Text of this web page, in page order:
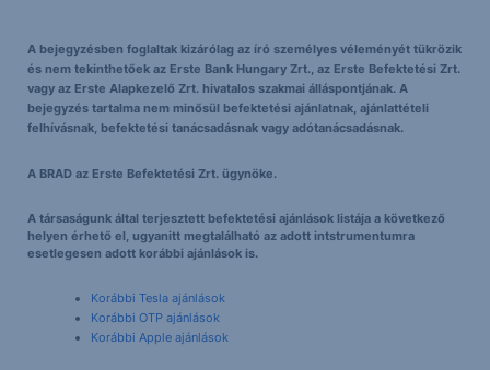
A bejegyzésben foglaltak kizárólag az író személyes véleményét tükrözik
és nem tekinthetőek az Erste Bank Hungary Zrt., az Erste Befektetési Zrt.
vagy az Erste Alapkezelő Zrt. hivatalos szakmai álláspontjának. A
bejegyzés tartalma nem minősül befektetési ajánlatnak, ajánlattételi
felhívásnak, befektetési tanácsadásnak vagy adótanácsadásnak.
A BRAD az Erste Befektetési Zrt. ügynöke.
A társaságunk által terjesztett befektetési ajánlások listája a következő
helyen érhető el, ugyanitt megtalálható az adott intstrumentumra
esetlegesen adott korábbi ajánlások is.
Korábbi Tesla ajánlások
Korábbi OTP ajánlások
Korábbi Apple ajánlások